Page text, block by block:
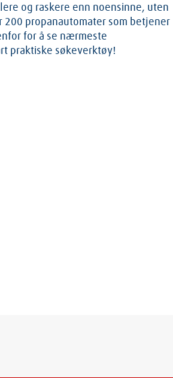
og raskere enn noensinne, uten
200 propanautomater som betjener
for å se nærmeste
praktiske søkeverktøy!